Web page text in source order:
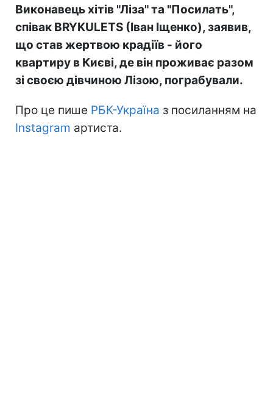
Виконавець хітів "Ліза" та "Посилать",
співак BRYKULETS (Іван Іщенко), заявив,
що став жертвою крадіїв - його
квартиру в Києві, де він проживає разом
зі своєю дівчиною Лізою, пограбували.
Про це пише РБК-Україна з посиланням на
Instagram артиста.